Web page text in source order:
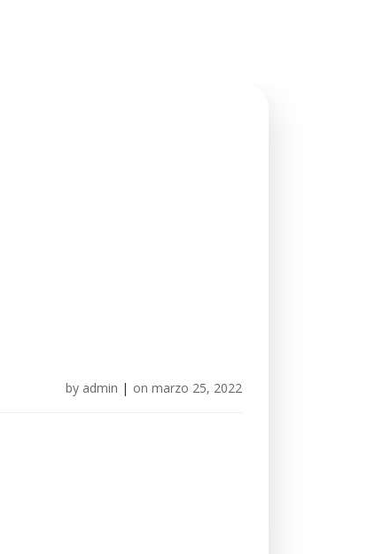
by admin | on marzo 25, 2022